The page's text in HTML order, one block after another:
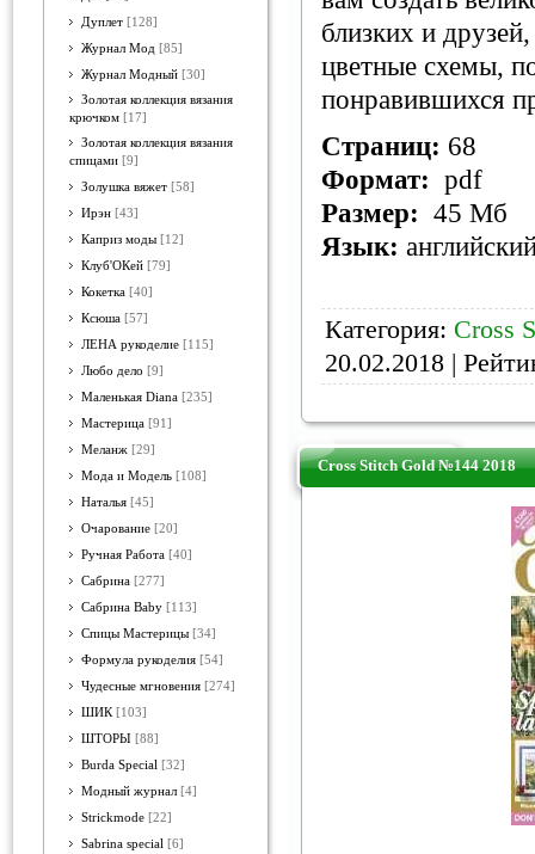
Дуплет [128]
Журнал Мод [85]
Журнал Модный [30]
Золотая коллекция вязания
крючком [17]
Золотая коллекция вязания
спицами [9]
Золушка вяжет [58]
Ирэн [43]
Каприз моды [12]
Клуб'ОКей [79]
Кокетка [40]
Ксюша [57]
ЛЕНА рукоделие [115]
Любо дело [9]
Маленькая Diana [235]
Мастерица [91]
Меланж [29]
Мода и Модель [108]
Наталья [45]
Очарование [20]
Ручная Работа [40]
Сабрина [277]
Сабрина Baby [113]
Спицы Мастерицы [34]
Формула рукоделия [54]
Чудесные мгновения [274]
ШИК [103]
ШТОРЫ [88]
Burda Special [32]
Модный журнал [4]
Strickmode [22]
Sabrina special [6]
близких и
цветные схемы,
понравившихся
Страниц: 68
Формат: pdf
Размер: 45 Мб
Язык:
Категория: Cross
20.02.2018 |
Cross Stitch Gold №144 2018